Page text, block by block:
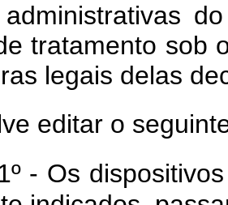
tratamento sob
legais delas
editar o
- Os